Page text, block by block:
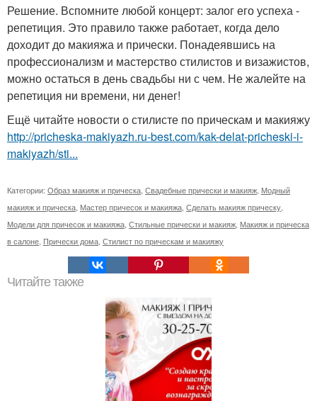
Решение. Вспомните любой концерт: залог его успеха -
репетиция. Это правило также работает, когда дело
доходит до макияжа и прически. Понадеявшись на
профессионализм и мастерство стилистов и визажистов,
можно остаться в день свадьбы ни с чем. Не жалейте на
репетиция ни времени, ни денег!
Ещё читайте новости о стилисте по прическам и макияжу
http://pricheska-makiyazh.ru-best.com/kak-delat-pricheski-i-
makiyazh/sti...
Категории: Образ макияж и прическа Свадебные прически и макияж Модный
макияж и прическа Мастер причесок и макияжа Сделать макияж прическу
Модели для причесок и макияжа Стильные прически и макияж Макияж и прическа
в салоне Прически дома Стилист по прическам и макияжу
Читайте также